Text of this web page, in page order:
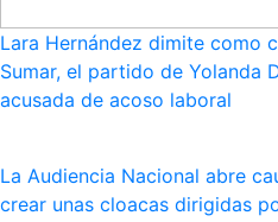
Lara Hernández dimite como
Sumar, el partido de Yolanda
acusada de acoso laboral
La Audiencia Nacional abre
crear unas cloacas dirigidas